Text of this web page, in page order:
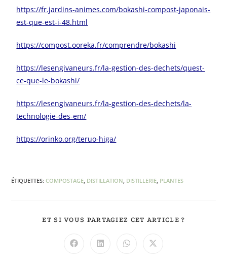
https://fr.jardins-animes.com/bokashi-compost-japonais-
est-que-est-i-48.html
https://compost.ooreka.fr/comprendre/bokashi
https://lesengivaneurs.fr/la-gestion-des-dechets/quest-
ce-que-le-bokashi/
https://lesengivaneurs.fr/la-gestion-des-dechets/la-
technologie-des-em/
https://orinko.org/teruo-higa/
ÉTIQUETTES:COMPOSTAGE, DISTILLATION, DISTILLERIE, PLANTES
ET SI VOUS PARTAGIEZ CET ARTICLE ?